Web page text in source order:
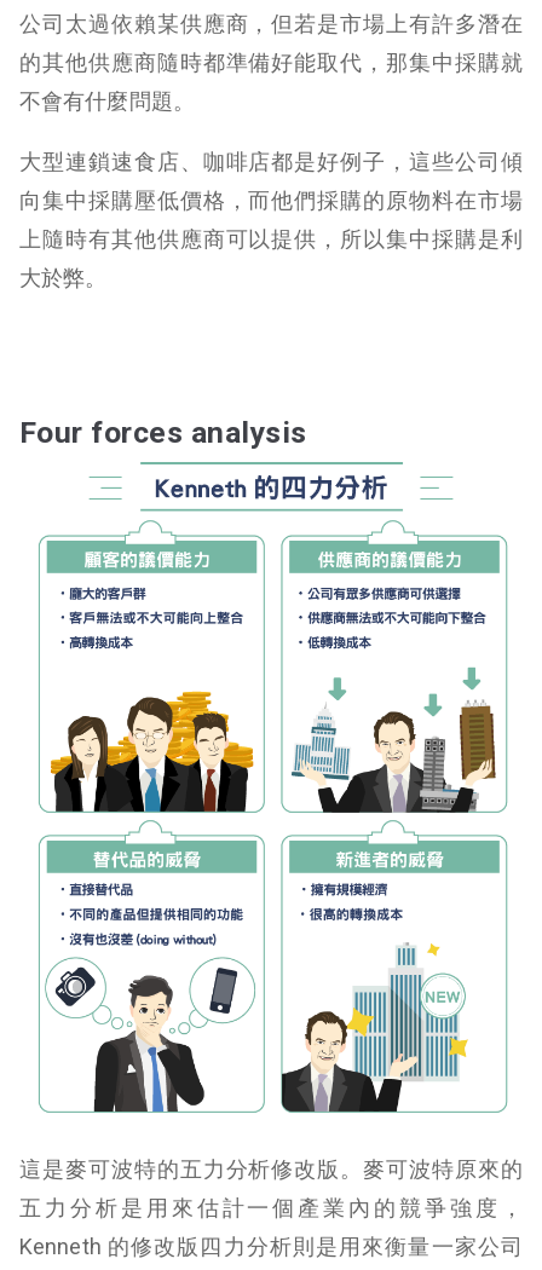
公司太過依賴某供應商，但若是市場上有許多潛在
的其他供應商隨時都準備好能取代，那集中採購就
不會有什麼問題。
大型連鎖速食店、咖啡店都是好例子，這些公司傾
向集中採購壓低價格，而他們採購的原物料在市場
上隨時有其他供應商可以提供，所以集中採購是利
大於弊。
Four forces analysis
這是麥可波特的五力分析修改版。麥可波特原來的
五力分析是用來估計一個 產業 內的競爭強度，
Kenneth 的修改版四力分析則是用來衡量一家公司